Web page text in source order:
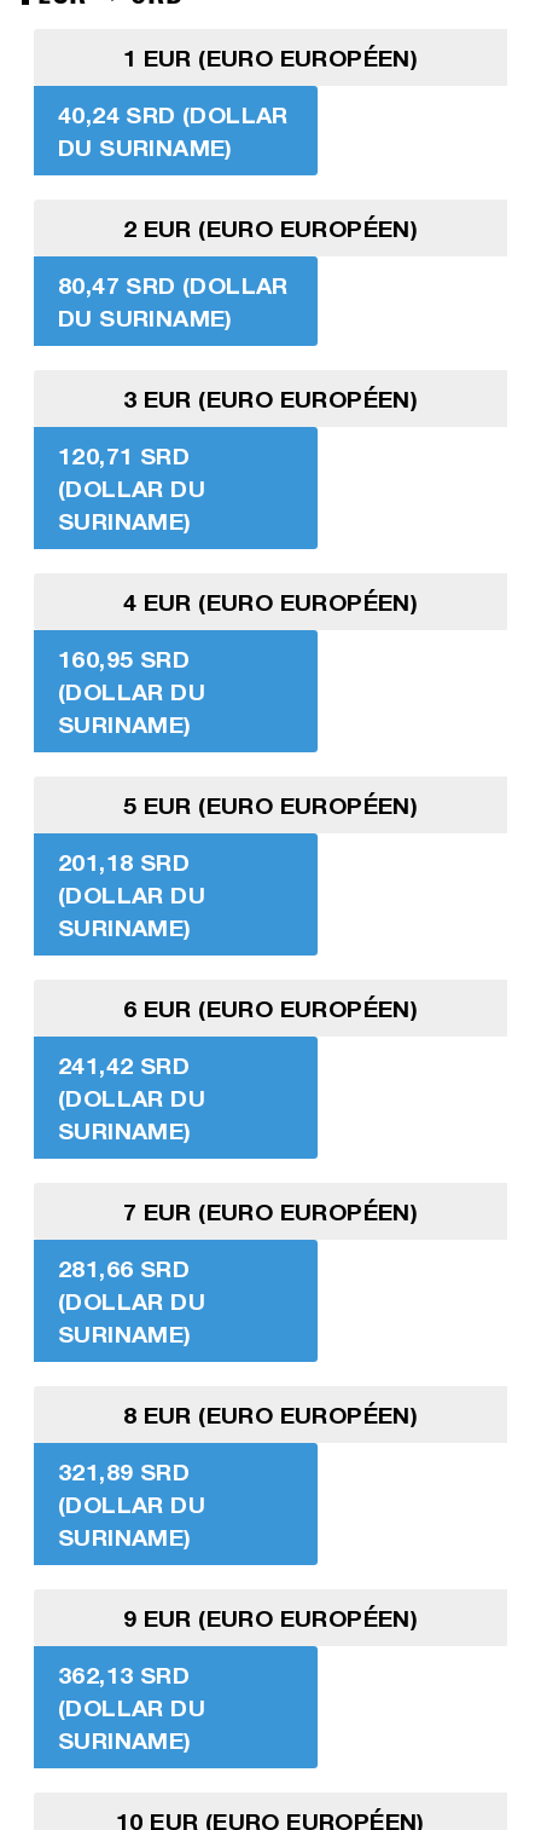
1 EUR (EURO EUROPÉEN)
40,24 SRD (DOLLAR
DU SURINAME)
2 EUR (EURO EUROPÉEN)
80,47 SRD (DOLLAR
DU SURINAME)
3 EUR (EURO EUROPÉEN)
120,71 SRD
(DOLLAR DU
SURINAME)
4 EUR (EURO EUROPÉEN)
160,95 SRD
(DOLLAR DU
SURINAME)
5 EUR (EURO EUROPÉEN)
201,18 SRD
(DOLLAR DU
SURINAME)
6 EUR (EURO EUROPÉEN)
241,42 SRD
(DOLLAR DU
SURINAME)
7 EUR (EURO EUROPÉEN)
281,66 SRD
(DOLLAR DU
SURINAME)
8 EUR (EURO EUROPÉEN)
321,89 SRD
(DOLLAR DU
SURINAME)
9 EUR (EURO EUROPÉEN)
362,13 SRD
(DOLLAR DU
SURINAME)
10 EUR (EURO EUROPÉEN)